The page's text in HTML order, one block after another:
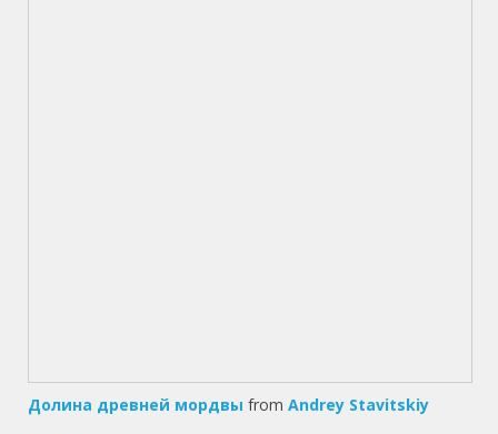
Долина древней мордвы from Andrey Stavitskiy